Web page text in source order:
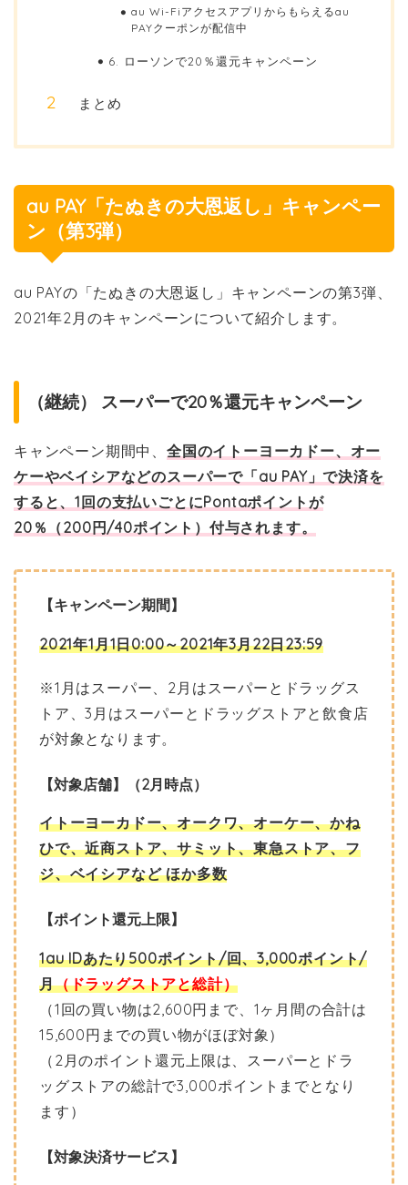
au Wi-Fiアクセスアプリからもらえるau
PAYクーポンが配信中
6. ローソンで20％還元キャンペーン
まとめ
au PAY「たぬきの大恩返し」キャンペー
ン（第3弾）
au PAYの「たぬきの大恩返し」キャンペーンの第3弾、
2021年2月のキャンペーンについて紹介します。
（継続） スーパーで20％還元キャンペーン
キャンペーン期間中、 全国のイトーヨーカドー、オー
ケーやベイシアなどのスーパーで「au PAY」で決済を
すると、1回の支払いごとにPontaポイントが
20％（200円/40ポイント）付与されます。
【キャンペーン期間】
2021年1月1日0:00～2021年3月22日23:59
※1月はスーパー、2月はスーパーとドラッグス
トア、3月はスーパーとドラッグストアと飲食店
が対象となります。
【対象店舗】（2月時点）
イトーヨーカドー、オークワ、オーケー、かね
ひで、近商ストア、サミット、東急ストア、フ
ジ、ベイシアなど ほか多数
【ポイント還元上限】
1au IDあたり500ポイント/回、3,000ポイント/
月（ドラッグストアと総計）
（1回の買い物は2,600円まで、1ヶ月間の合計は
15,600円までの買い物がほぼ対象）
（2月のポイント還元上限は、スーパーとドラ
ッグストアの総計で3,000ポイントまでとなり
ます）
【対象決済サービス】